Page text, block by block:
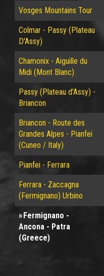
Vosges Mountains Tour
Colmar - Passy (Plateau
D'Assy)
Chamonix - Aiguille du
Midi (Mont Blanc)
Passy (Plateau d'Assy) -
Briancon
Briancon - Route des
Grandes Alpes - Pianfei
(Cuneo / Italy)
Pianfei - Ferrara
Ferrara - Zaccagna
(Fermignano) Urbino
Fermignano -
Ancona - Patra
(Greece)